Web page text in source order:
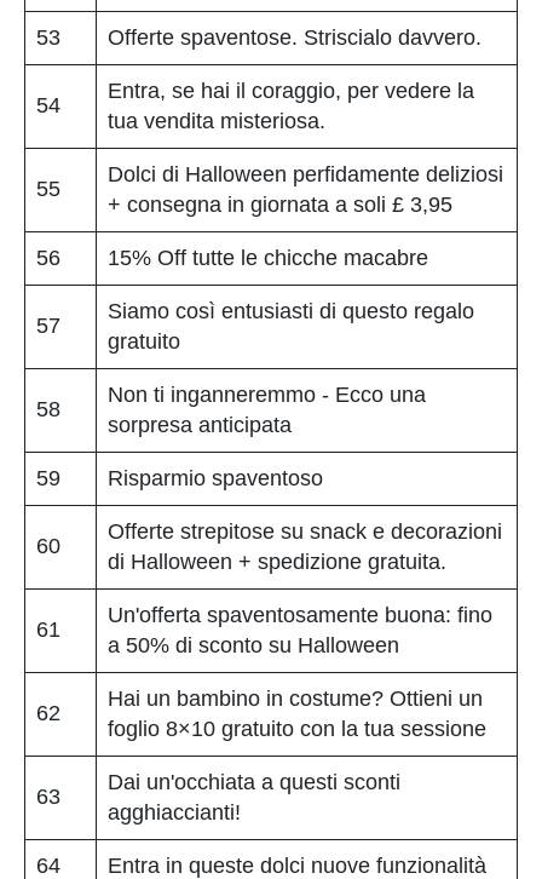
53 Offerte spaventose. Striscialo davvero.
54
Entra, se hai il coraggio, per vedere la
tua vendita misteriosa.
55
Dolci di Halloween perfidamente deliziosi
+ consegna in giornata a soli £ 3,95
56 15% Off tutte le chicche macabre
57
Siamo così entusiasti di questo regalo
gratuito
58
Non ti inganneremmo - Ecco una
sorpresa anticipata
59 Risparmio spaventoso
60
Offerte strepitose su snack e decorazioni
di Halloween + spedizione gratuita.
61
Un'offerta spaventosamente buona: fino
a 50% di sconto su Halloween
62
Hai un bambino in costume? Ottieni un
foglio 8×10 gratuito con la tua sessione
63
Dai un'occhiata a questi sconti
agghiaccianti!
64 Entra in queste dolci nuove funzionalità